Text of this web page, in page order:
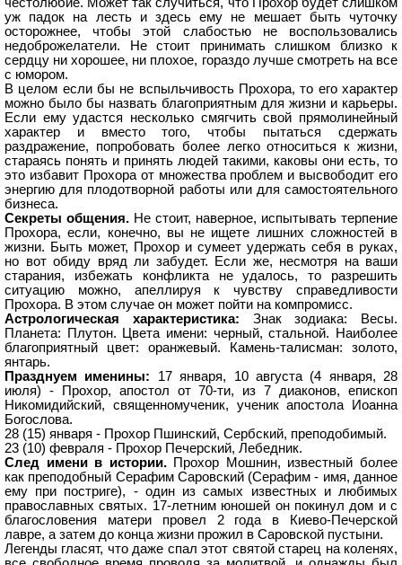
уж падок на лесть и здесь ему не мешает быть чуточку
осторожнее, чтобы этой слабостью не воспользовались
недоброжелатели. Не стоит принимать слишком близко к
сердцу ни хорошее, ни плохое, гораздо лучше смотреть на все
с юмором.
В целом если бы не вспыльчивость Прохора, то его характер
можно было бы назвать благоприятным для жизни и карьеры.
Если ему удастся несколько смягчить свой прямолинейный
характер и вместо того, чтобы пытаться сдержать
раздражение, попробовать более легко относиться к жизни,
стараясь понять и принять людей такими, каковы они есть, то
это избавит Прохора от множества проблем и высвободит его
энергию для плодотворной работы или для самостоятельного
бизнеса.
Секреты общения. Не стоит, наверное, испытывать терпение
Прохора, если, конечно, вы не ищете лишних сложностей в
жизни. Быть может, Прохор и сумеет удержать себя в руках,
но вот обиду вряд ли забудет. Если же, несмотря на ваши
старания, избежать конфликта не удалось, то разрешить
ситуацию можно, апеллируя к чувству справедливости
Прохора. В этом случае он может пойти на компромисс.
Астрологическая характеристика: Знак зодиака: Весы.
Планета: Плутон. Цвета имени: черный, стальной. Наиболее
благоприятный цвет: оранжевый. Камень-талисман: золото,
янтарь.
Празднуем именины: 17 января, 10 августа (4 января, 28
июля) - Прохор, апостол от 70-ти, из 7 диаконов, епископ
Никомидийский, священномученик, ученик апостола Иоанна
Богослова.
28 (15) января - Прохор Пшинский, Сербский, преподобимый.
23 (10) февраля - Прохор Печерский, Лебедник.
След имени в истории.Прохор Мошнин, известный более
как преподобный Серафим Саровский (Серафим - имя, данное
ему при постриге), - один из самых известных и любимых
православных святых. 17-летним юношей он покинул дом и с
благословения матери провел 2 года в Киево-Печерской
лавре, а затем до конца жизни прожил в Саровской пустыни.
Легенды гласят, что даже спал этот святой старец на коленях,